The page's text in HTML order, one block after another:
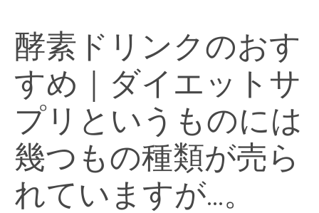
酵素ドリンクのおす
すめ｜ダイエットサ
プリというものには
幾つもの種類が売ら
れていますが…。